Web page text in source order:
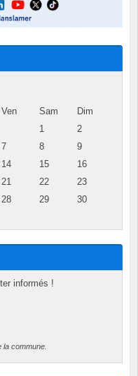
Ven Sam
Dim
1
2
7 8
9
14 15
16
21 22
23
28 29
30
informés !
commune.